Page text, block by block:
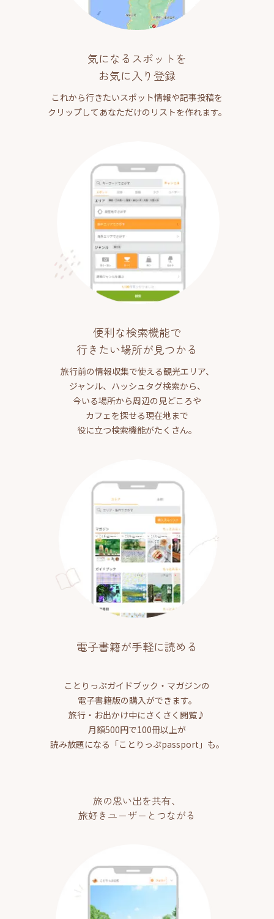
気になるスポットを
お気に入り登録
これから行きたいスポット情報や記事投稿を
クリップしてあなただけのリストを作れます。
便利な検索機能で
行きたい場所が見つかる
旅行前の情報収集で使える観光エリア、
ジャンル、ハッシュタグ検索から、
今いる場所から周辺の見どころや
カフェを探せる現在地まで
役に立つ検索機能がたくさん。
電子書籍が手軽に読める
ことりっぷガイドブック・マガジンの
電子書籍版の購入ができます。
旅行・お出かけ中にさくさく閲覧♪
月額500円で100冊以上が
読み放題になる「ことりっぷpassport」も。
旅の思い出を共有、
旅好きユーザーとつながる